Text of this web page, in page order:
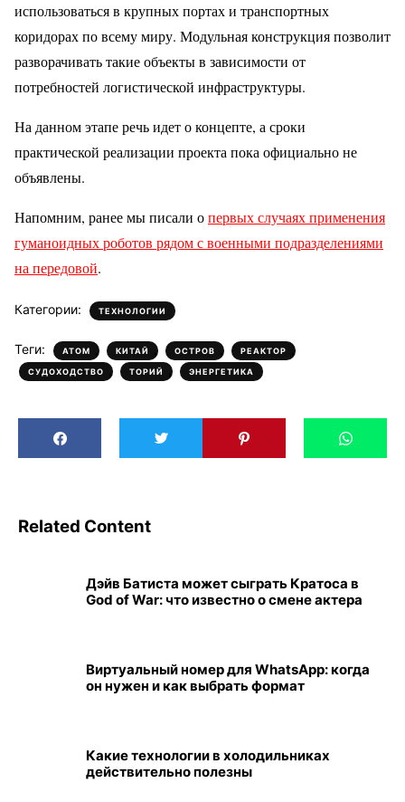
использоваться в крупных портах и транспортных
коридорах по всему миру. Модульная конструкция позволит
разворачивать такие объекты в зависимости от
потребностей логистической инфраструктуры.
На данном этапе речь идет о концепте, а сроки
практической реализации проекта пока официально не
объявлены.
Напомним, ранее мы писали опервых случаях применения
гуманоидных роботов рядом с военными подразделениями
на передовой.
Категории: ТЕХНОЛОГИИ
Теги: АТОМ , КИТАЙ , ОСТРОВ , РЕАКТОР ,
СУДОХОДСТВО , ТОРИЙ , ЭНЕРГЕТИКА
Related Content
Дэйв Батиста может сыграть Кратоса в
God of War: что известно о смене актера
Виртуальный номер для WhatsApp: когда
он нужен и как выбрать формат
Какие технологии в холодильниках
действительно полезны